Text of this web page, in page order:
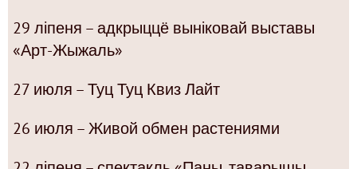
29 ліпеня – адкрыццё выніковай выставы
«Арт-Жыжаль»
27 июля – Туц Туц Квиз Лайт
26 июля – Живой обмен растениями